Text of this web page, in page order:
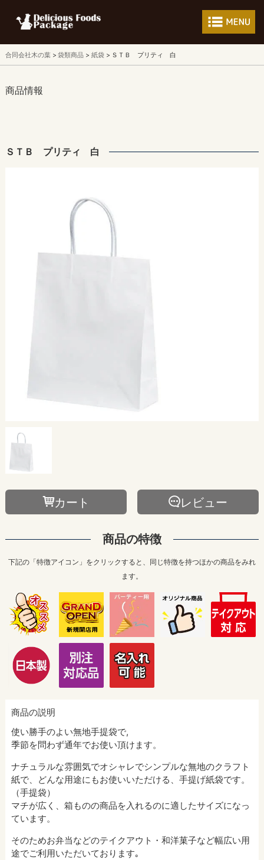
フードパッケー
合同会社木の葉 袋類商品 紙袋 ＳＴＢ プリティ 白
商品情報
ＳＴＢ プリティ 白
カート レビュー
商品の特徴
下記の「特徴アイコン」をクリックすると、同じ特徴を持つほかの商品をみれ
ます。
商品の説明
使い勝手のよい無地手提袋で,
季節を問わず通年でお使い頂けます。
ナチュラルな雰囲気でオシャレでシンプルな無地のクラフト
紙で、どんな用途にもお使いいただける、手提げ紙袋です。
（手提袋）
マチが広く、箱ものの商品を入れるのに適したサイズになっ
ています。
そのためお弁当などのテイクアウト・和洋菓子など幅広い用
途でご利用いただいております｡